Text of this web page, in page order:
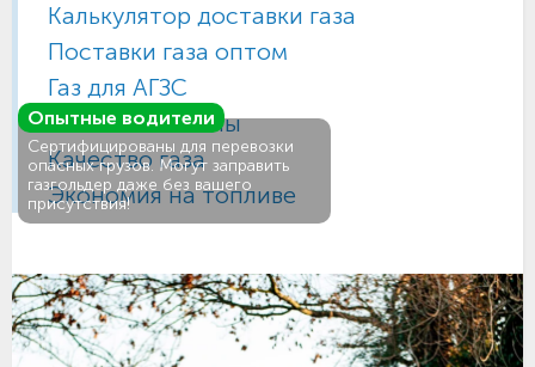
Калькулятор доставки газа
Поставки газа оптом
Газ для АГЗС
Газовые баллоны
Качество газа
Экономия на топливе
Опытные водители
Сертифицированы для перевозки
опасных грузов. Могут заправить
газгольдер даже без вашего
присутствия!